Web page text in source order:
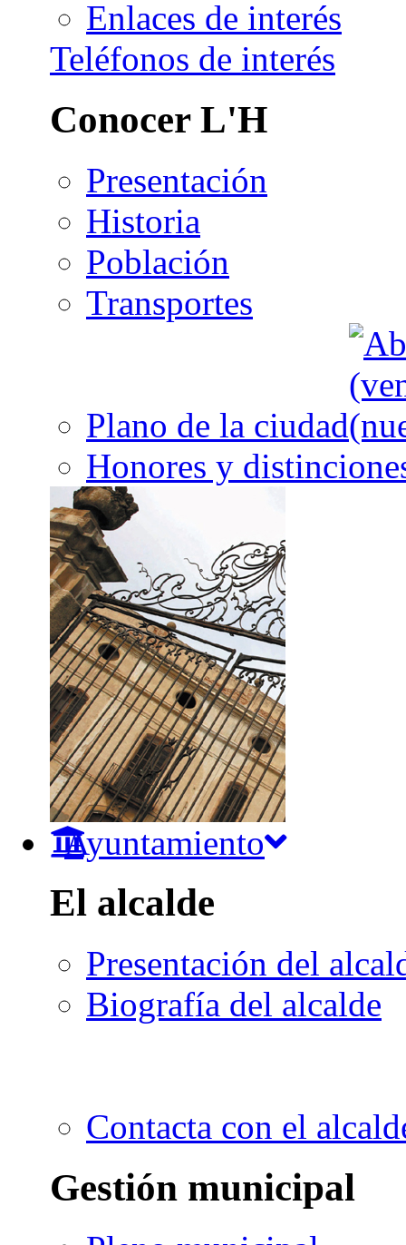
Enlaces de interés
Teléfonos de interés
Conocer L'H
Presentación
Historia
Población
Transportes
Plano de la ciudad
Honores y
Ayuntamiento
El alcalde
Presentación del
Biografía del alcalde
Contacta con el
Gestión municipal